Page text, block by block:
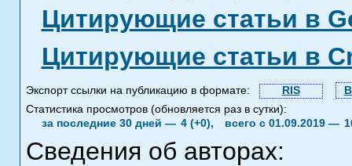
Цитирующие статьи в
Цитирующие статьи в
Экспорт ссылки на публикацию в формате: RIS
Статистика просмотров (обновляется раз в сутки):
за последние 30 дней — 4 (+0), всего с 01.09.2019 —
Сведения об авторах: